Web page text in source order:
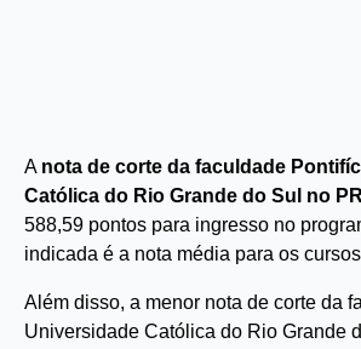
A nota de corte da faculdade
Católica do Rio Grande do Sul no
588,59 pontos para ingresso no
indicada é a nota média para os
Além disso, a menor nota de corte da
Universidade Católica do Rio Grande